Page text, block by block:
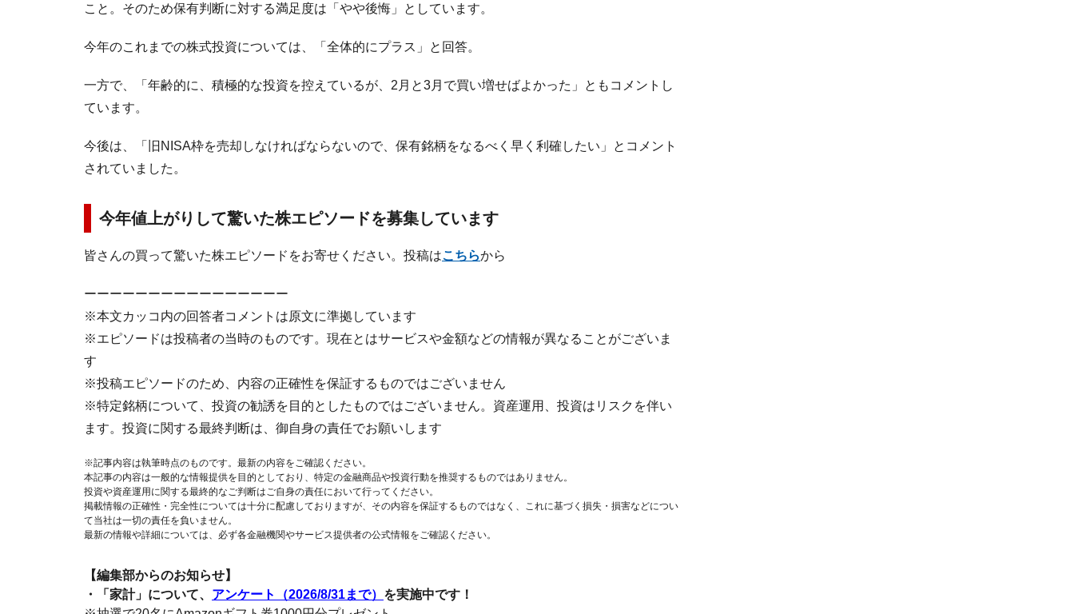
こと。そのため保有判断に対する満足度は「やや後悔」としています。
今年のこれまでの株式投資については、「全体的にプラス」と回答。
一方で、「年齢的に、積極的な投資を控えているが、2月と3月で買い増せばよかった」ともコメントし
ています。
今後は、「旧NISA枠を売却しなければならないので、保有銘柄をなるべく早く利確したい」とコメント
されていました。
今年値上がりして驚いた株エピソードを募集しています
皆さんの買って驚いた株エピソードをお寄せください。投稿はこちらから
ーーーーーーーーーーーーーーーー
※本文カッコ内の回答者コメントは原文に準拠しています
※エピソードは投稿者の当時のものです。現在とはサービスや金額などの情報が異なることがございま
す
※投稿エピソードのため、内容の正確性を保証するものではございません
※特定銘柄について、投資の勧誘を目的としたものではございません。資産運用、投資はリスクを伴い
ます。投資に関する最終判断は、御自身の責任でお願いします
※記事内容は執筆時点のものです。最新の内容をご確認ください。
本記事の内容は一般的な情報提供を目的としており、特定の金融商品や投資行動を推奨するものではありません。
投資や資産運用に関する最終的なご判断はご自身の責任において行ってください。
掲載情報の正確性・完全性については十分に配慮しておりますが、その内容を保証するものではなく、これに基づく損失・損害などについ
て当社は一切の責任を負いません。
最新の情報や詳細については、必ず各金融機関やサービス提供者の公式情報をご確認ください。
【編集部からのお知らせ】
・「家計」について、 アンケート（2026/8/31まで） を実施中です！